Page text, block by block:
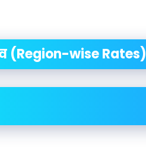
(Region-wise Rates)